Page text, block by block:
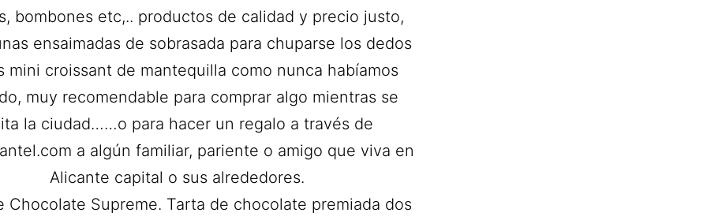
bombones etc,.. productos de calidad y precio justo,
ensaimadas de sobrasada para chuparse los dedos
mini croissant de mantequilla como nunca habíamos
muy recomendable para comprar algo mientras se
la ciudad……o para hacer un regalo a través de
a algún familiar, pariente o amigo que viva en
Alicante capital o sus alrededores.
Chocolate Supreme. Tarta de chocolate premiada dos